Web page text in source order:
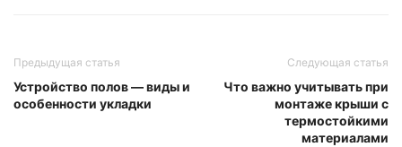
Предыдущая статья
Устройство полов — виды и
особенности укладки
Следующая статья
Что важно учитывать при
монтаже крыши с
термостойкими
материалами